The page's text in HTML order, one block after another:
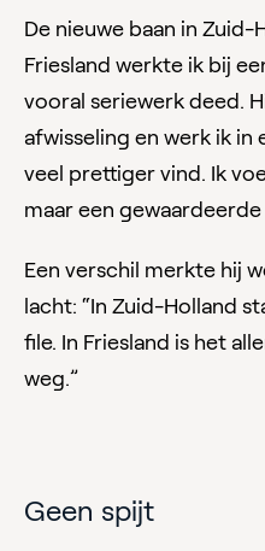
De nieuwe baan in Zuid-
Friesland werkte ik bij
vooral seriewerk deed.
afwisseling en werk ik in
veel prettiger vind. Ik
maar een gewaardeerde
Een verschil merkte hij
lacht: “In Zuid-Holland
file. In Friesland is het
weg.”
Geen spijt